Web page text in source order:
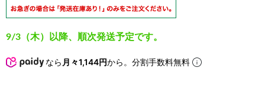
9/3（木）以降、順次発送予定です。
なら 月々1,144円から。分割手数料無料